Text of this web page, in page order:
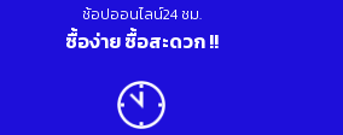
ช้อปออนไลน์24 ชม.
ซื้อง่าย ซื้อสะดวก !!